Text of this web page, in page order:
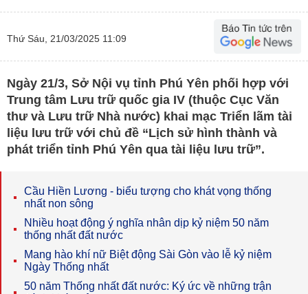
Thứ Sáu, 21/03/2025 11:09
Ngày 21/3, Sở Nội vụ tỉnh Phú Yên phối hợp với
Trung tâm Lưu trữ quốc gia IV (thuộc Cục Văn
thư và Lưu trữ Nhà nước) khai mạc Triển lãm tài
liệu lưu trữ với chủ đề “Lịch sử hình thành và
phát triển tỉnh Phú Yên qua tài liệu lưu trữ”.
Cầu Hiền Lương - biểu tượng cho khát vọng thống
nhất non sông
Nhiều hoạt động ý nghĩa nhân dịp kỷ niệm 50 năm
thống nhất đất nước
Mang hào khí nữ Biệt động Sài Gòn vào lễ kỷ niệm
Ngày Thống nhất
50 năm Thống nhất đất nước: Ký ức về những trận